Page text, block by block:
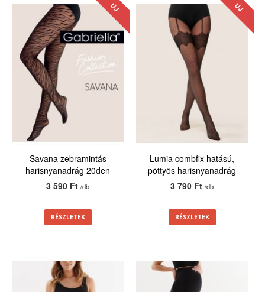
ÚJ
Savana zebramintás
harisnyanadrág 20den
3 590 Ft/db
RÉSZLETEK
ÚJ
Lumia combfix hatású,
pöttyös harisnyanadrág
20den
3 790 Ft/db
RÉSZLETEK